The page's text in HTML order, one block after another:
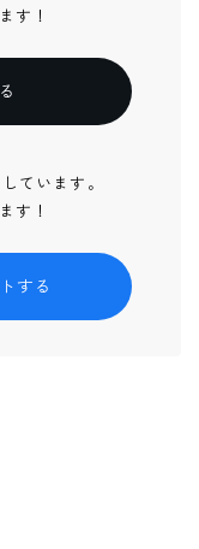
す！
ています。
す！
する